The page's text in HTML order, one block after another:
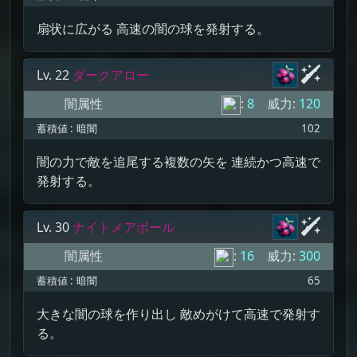
扇状に広がる 高速の闇の球を発射する。
Lv. 22 ダークアロー
闇属性
: 8 威力: 120
蓄積値 : 暗闇 102
闇の力で敵を追尾する複数の矢を 連続かつ高速で
発射する。
Lv. 30ナイトメアボール
闇属性
: 16 威力: 300
蓄積値 : 暗闇 65
大きな闇の球を作り出し 敵めがけて高速で発射す
る。